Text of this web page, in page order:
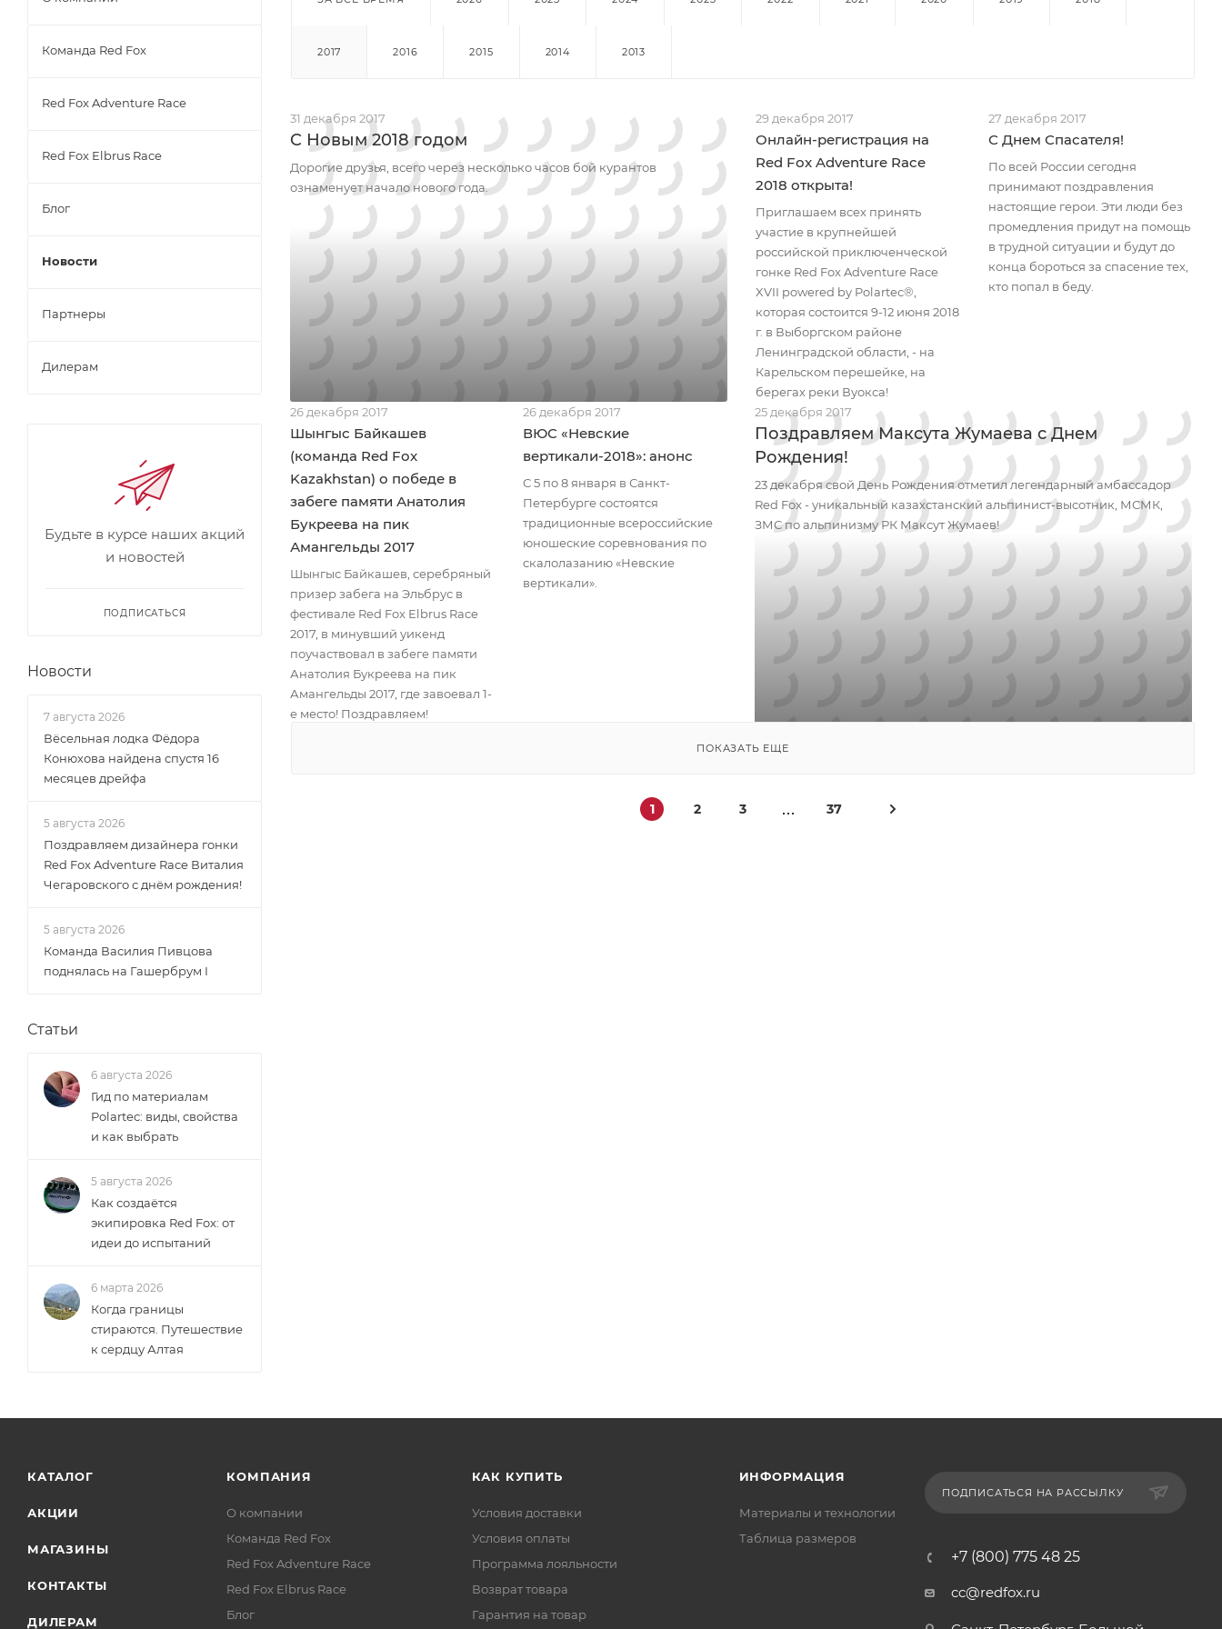
2017 2016 2015 2014 2013
31 декабря 2017
C Новым 2018 годом
Дорогие друзья, всего через несколько часов бой курантов
ознаменует начало нового года.
29 декабря 2017
Онлайн-регистрация на
Red Fox Adventure Race
2018 открыта!
Приглашаем всех принять
участие в крупнейшей
российской приключенческой
гонке Red Fox Adventure Race
XVII powered by Polartec®,
которая состоится 9-12 июня 2018
г. в Выборгском районе
Ленинградской области, - на
Карельском перешейке, на
берегах реки Вуокса!
27 декабря 2017
С Днем Спасателя!
По всей России сегодня
принимают поздравления
настоящие герои. Эти люди без
промедления придут на помощь
в трудной ситуации и будут до
конца бороться за спасение тех,
кто попал в беду.
26 декабря 2017
Шынгыс Байкашев
(команда Red Fox
Kazakhstan) о победе в
забеге памяти Анатолия
Букреева на пик
Амангельды 2017
Шынгыс Байкашев, серебряный
призер забега на Эльбрус в
фестивале Red Fox Elbrus Race
2017, в минувший уикенд
поучаствовал в забеге памяти
Анатолия Букреева на пик
Амангельды 2017, где завоевал 1-
е место! Поздравляем!
26 декабря 2017
ВЮС «Невские
вертикали-2018»: анонс
С 5 по 8 января в Санкт-
Петербурге состоятся
традиционные всероссийские
юношеские соревнования по
скалолазанию «Невские
вертикали».
25 декабря 2017
Поздравляем Максута Жумаева с Днем
Рождения!
23 декабря свой День Рождения отметил легендарный амбассадор
Red Fox - уникальный казахстанский альпинист-высотник, МСМК,
ЗМС по альпинизму РК Максут Жумаев!
ПОКАЗАТЬ ЕЩЕ
1 2 3 37
Команда Red Fox
Red Fox Adventure Race
Red Fox Elbrus Race
Блог
Новости
Партнеры
Дилерам
Будьте в курсе наших акций
и новостей
ПОДПИСАТЬСЯ
Новости
7 августа 2026
Вёсельная лодка Фёдора
Конюхова найдена спустя 16
месяцев дрейфа
5 августа 2026
Поздравляем дизайнера гонки
Red Fox Adventure Race Виталия
Чегаровского с днём рождения!
5 августа 2026
Команда Василия Пивцова
поднялась на Гашербрум I
Статьи
6 августа 2026
Гид по материалам
Polartec: виды, свойства
и как выбрать
5 августа 2026
Как создаётся
экипировка Red Fox: от
идеи до испытаний
6 марта 2026
Когда границы
стираются. Путешествие
к сердцу Алтая
КАТАЛОГ
АКЦИИ
МАГАЗИНЫ
КОНТАКТЫ
ДИЛЕРАМ
КОМПАНИЯ
О компании
Команда Red Fox
Red Fox Adventure Race
Red Fox Elbrus Race
Блог
КАК КУПИТЬ
Условия доставки
Условия оплаты
Программа лояльности
Возврат товара
Гарантия на товар
ИНФОРМАЦИЯ
Материалы и технологии
Таблица размеров
ПОДПИСАТЬСЯ НА РАССЫЛКУ
+7 (800) 775 48 25
cc@redfox.ru